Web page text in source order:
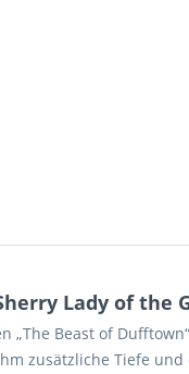
Lady of the
Beast of
zusätzliche Tiefe